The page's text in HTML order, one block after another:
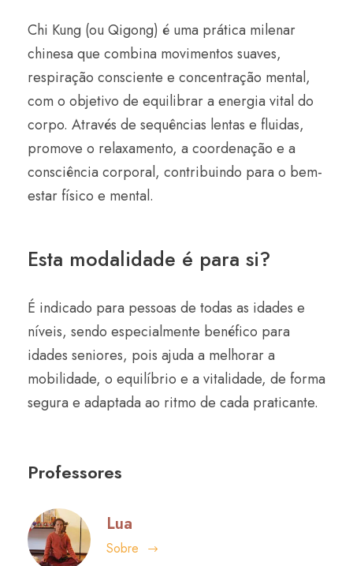
Chi Kung (ou Qigong) é uma prática milenar
chinesa que combina movimentos suaves,
respiração consciente e concentração mental,
com o objetivo de equilibrar a energia vital do
corpo. Através de sequências lentas e fluidas,
promove o relaxamento, a coordenação e a
consciência corporal, contribuindo para o bem-
estar físico e mental.
Esta modalidade é para si?
É indicado para pessoas de todas as idades e
níveis, sendo especialmente benéfico para
idades seniores, pois ajuda a melhorar a
mobilidade, o equilíbrio e a vitalidade, de forma
segura e adaptada ao ritmo de cada praticante.
Professores
Lua
Sobre